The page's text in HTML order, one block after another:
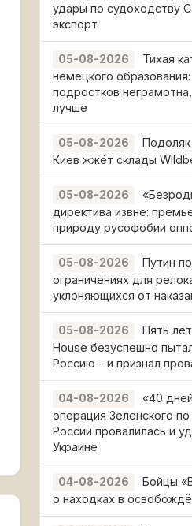
удары по судоходству
экспорт
05-08-2026
Тихая
немецкого
подростков
лучше
05-08-2026
Киев жжёт склады
05-08-2026
директива извне:
природу русофобии
05-08-2026
Путин
ограничениях для
уклоняющихся от
05-08-2026
Пять
House безуспешно
Россию - и признал
04-08-2026
«40
операция Зеленского
России провалилась и
Украине
04-08-2026
Бойцы
о находках в